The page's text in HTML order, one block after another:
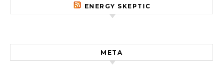
ENERGY SKEPTIC
META